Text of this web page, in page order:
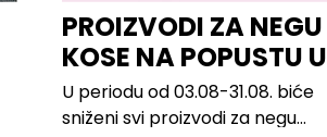
PROIZVODI ZA NEGU
KOSE NA POPUSTU U
LILLY
U periodu od 03.08-31.08. biće
sniženi svi proizvodi za negu